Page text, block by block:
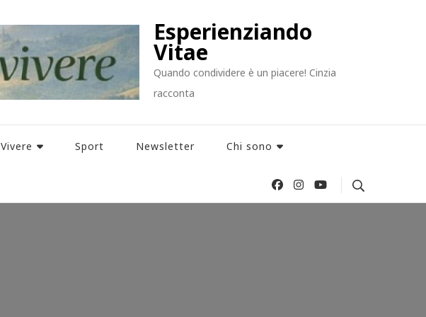
Esperienziando
Vitae
Quando condividere è un piacere! Cinzia
racconta
Vivere Sport Newsletter Chi sono